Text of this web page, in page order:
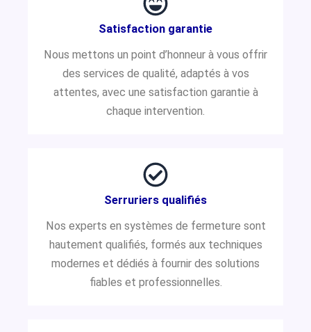
Satisfaction garantie
Nous mettons un point d’honneur à vous offrir
des services de qualité, adaptés à vos
attentes, avec une satisfaction garantie à
chaque intervention.
Serruriers qualifiés
Nos experts en systèmes de fermeture sont
hautement qualifiés, formés aux techniques
modernes et dédiés à fournir des solutions
fiables et professionnelles.